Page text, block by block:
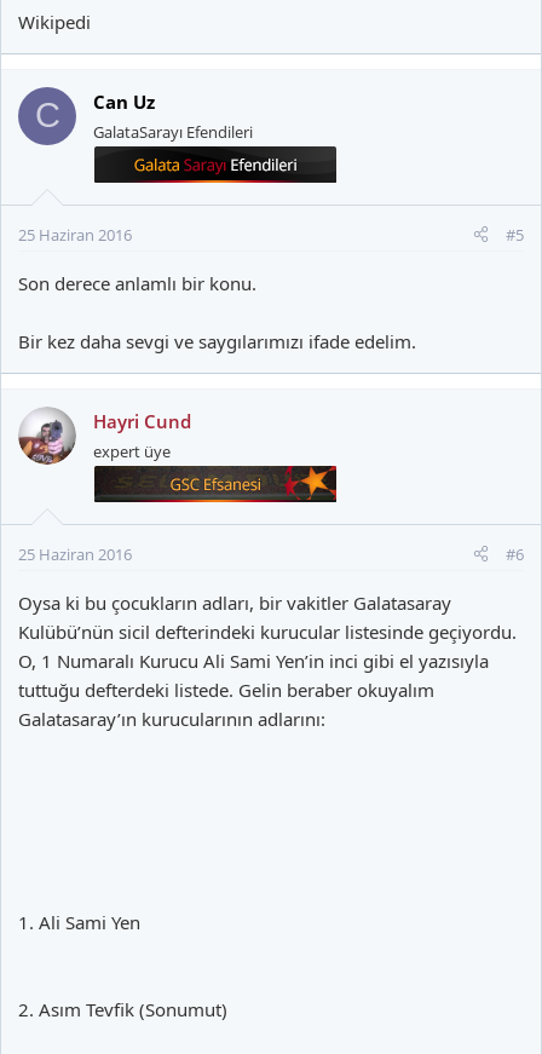
Wikipedi
C Can Uz
GalataSarayı Efendileri
25 Haziran 2016 #5
Son derece anlamlı bir konu.
Bir kez daha sevgi ve saygılarımızı ifade edelim.
Hayri Cund
expert üye
25 Haziran 2016 #6
Oysa ki bu çocukların adları, bir vakitler Galatasaray
Kulübü’nün sicil defterindeki kurucular listesinde geçiyordu.
O, 1 Numaralı Kurucu Ali Sami Yen’in inci gibi el yazısıyla
tuttuğu defterdeki listede. Gelin beraber okuyalım
Galatasaray’ın kurucularının adlarını:
1. Ali Sami Yen
2. Asım Tevfik (Sonumut)